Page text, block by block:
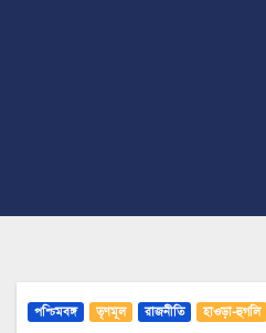
পশ্চিমবঙ্গ তৃণমূল রাজনীতি হাওড়া-হুগলি